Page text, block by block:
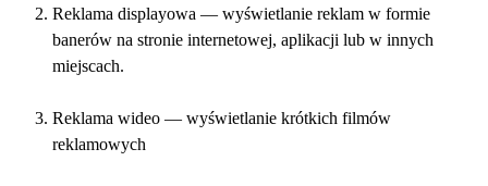
Reklama displayowa — wyświetlanie reklam w formie
banerów na stronie internetowej, aplikacji lub w innych
miejscach.
Reklama wideo — wyświetlanie krótkich filmów
reklamowych